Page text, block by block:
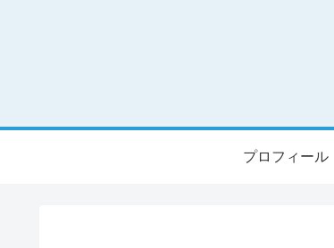
プロフィール